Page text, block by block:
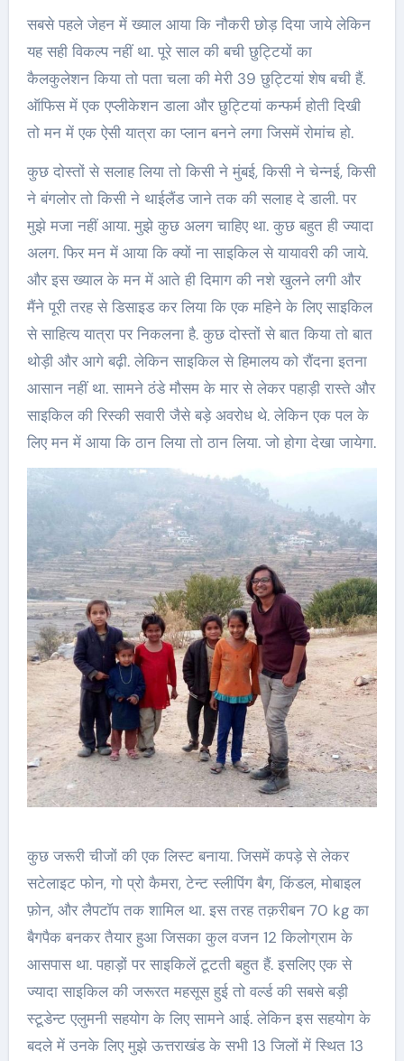
सबसे पहले जेहन में ख्याल आया कि नौकरी छोड़ दिया जाये लेकिन
यह सही विकल्प नहीं था. पूरे साल की बची छुट्टियों का
कैलकुलेशन किया तो पता चला की मेरी 39 छुट्टियां शेष बची हैं.
ऑफिस में एक एप्लीकेशन डाला और छुट्टियां कन्फर्म होती दिखी
तो मन में एक ऐसी यात्रा का प्लान बनने लगा जिसमें रोमांच हो.
कुछ दोस्तों से सलाह लिया तो किसी ने मुंबई, किसी ने चेन्नई, किसी
ने बंगलोर तो किसी ने थाईलैंड जाने तक की सलाह दे डाली. पर
मुझे मजा नहीं आया. मुझे कुछ अलग चाहिए था. कुछ बहुत ही ज्यादा
अलग. फिर मन में आया कि क्यों ना साइकिल से यायावरी की जाये.
और इस ख्याल के मन में आते ही दिमाग की नशे खुलने लगी और
मैंने पूरी तरह से डिसाइड कर लिया कि एक महिने के लिए साइकिल
से साहित्य यात्रा पर निकलना है. कुछ दोस्तों से बात किया तो बात
थोड़ी और आगे बढ़ी. लेकिन साइकिल से हिमालय को रौंदना इतना
आसान नहीं था. सामने ठंडे मौसम के मार से लेकर पहाड़ी रास्ते और
साइकिल की रिस्की सवारी जैसे बड़े अवरोध थे. लेकिन एक पल के
लिए मन में आया कि ठान लिया तो ठान लिया. जो होगा देखा जायेगा.
कुछ जरूरी चीजों की एक लिस्ट बनाया. जिसमें कपड़े से लेकर
सटेलाइट फोन, गो प्रो कैमरा, टेन्ट स्लीपिंग बैग, किंडल, मोबाइल
फ़ोन, और लैपटॉप तक शामिल था. इस तरह तक़रीबन 70 kg का
बैगपैक बनकर तैयार हुआ जिसका कुल वजन 12 किलोग्राम के
आसपास था. पहाड़ों पर साइकिलें टूटती बहुत हैं. इसलिए एक से
ज्यादा साइकिल की जरूरत महसूस हुई तो वर्ल्ड की सबसे बड़ी
स्टूडेन्ट एलुमनी सहयोग के लिए सामने आई. लेकिन इस सहयोग के
बदले में उनके लिए मुझे ऊत्तराखंड के सभी 13 जिलों में स्थित 13